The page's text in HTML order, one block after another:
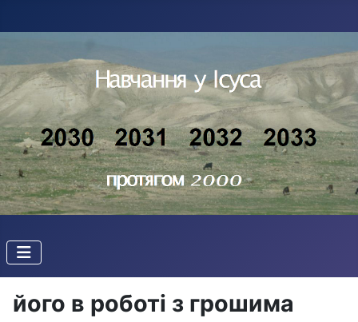
його в роботі з грошима